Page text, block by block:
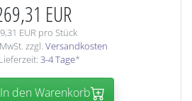
EUR
EUR pro Stück
zzgl. Versandkosten
Lieferzeit: 3-4 Tage*
In den Warenkorb